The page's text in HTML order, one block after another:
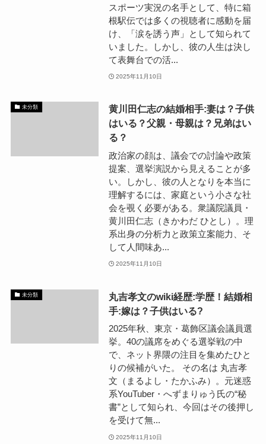
スポーツ実況の名手として、特に箱
根駅伝では多くの視聴者に感動を届
け、「涙を誘う声」として知られて
いました。しかし、彼の人生は決し
て表舞台での活...
2025年11月10日
未分類
黄川田仁志の結婚相手:妻は？子供
はいる？父親・母親は？兄弟はい
る？
政治家の顔は、議会での討論や政策
提案、選挙演説から見えることが多
い。しかし、彼の人となりを本当に
理解するには、家庭という小さな社
会を覗く必要がある。衆議院議員・
黄川田仁志（きかわだ ひとし）。理
系出身の分析力と政策立案能力、そ
して人間味あ...
2025年11月10日
未分類
丸吉孝文のwiki経歴:学歴！結婚相
手:嫁は？子供はいる?
2025年秋、東京・葛飾区議会議員選
挙。40の議席をめぐる選挙戦の中
で、ネット界隈の注目を集めたひと
りの候補がいた。 その名は 丸吉孝
文（まるよし・たかふみ）。元迷惑
系YouTuber・へずまりゅう氏の“秘
書”として知られ、今回はその後押し
を受けて無...
2025年11月10日